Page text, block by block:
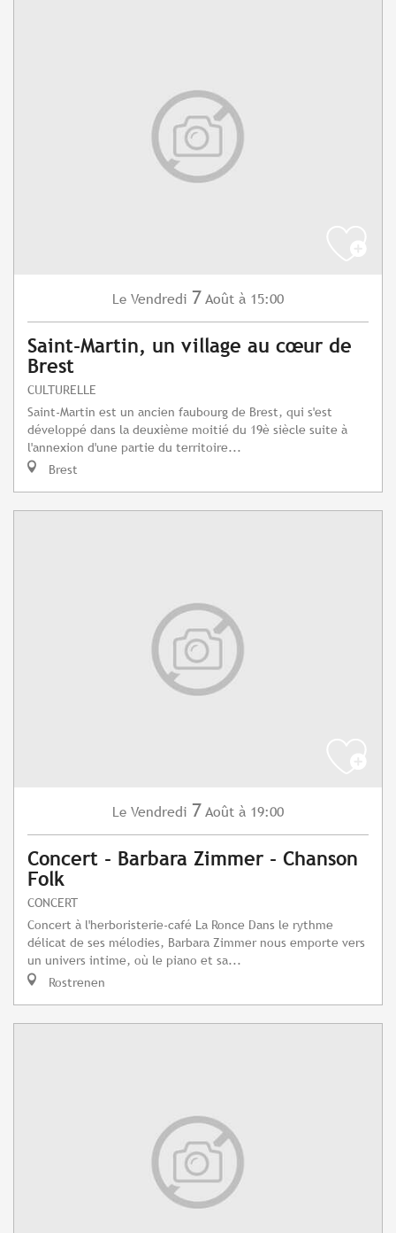
Le Vendredi 7 Août à 15:00
Saint-Martin, un village au cœur de
Brest
CULTURELLE
Saint-Martin est un ancien faubourg de Brest, qui s'est
développé dans la deuxième moitié du 19è siècle suite à
l'annexion d'une partie du territoire...
Brest
Le Vendredi 7 Août à 19:00
Concert - Barbara Zimmer - Chanson
Folk
CONCERT
Concert à l'herboristerie-café La Ronce Dans le rythme
délicat de ses mélodies, Barbara Zimmer nous emporte vers
un univers intime, où le piano et sa...
Rostrenen